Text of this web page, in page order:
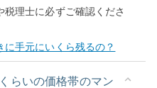
理士に必ずご確認くださ
手元にいくら残るの？
らいの価格帯のマン